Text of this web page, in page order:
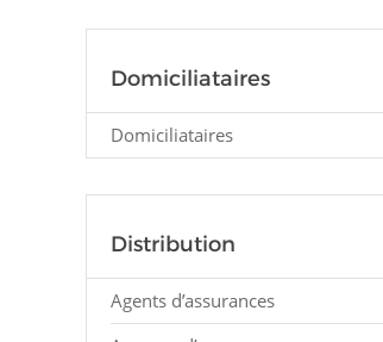
Domiciliataires
Domiciliataires
Distribution
Agents d’assurances